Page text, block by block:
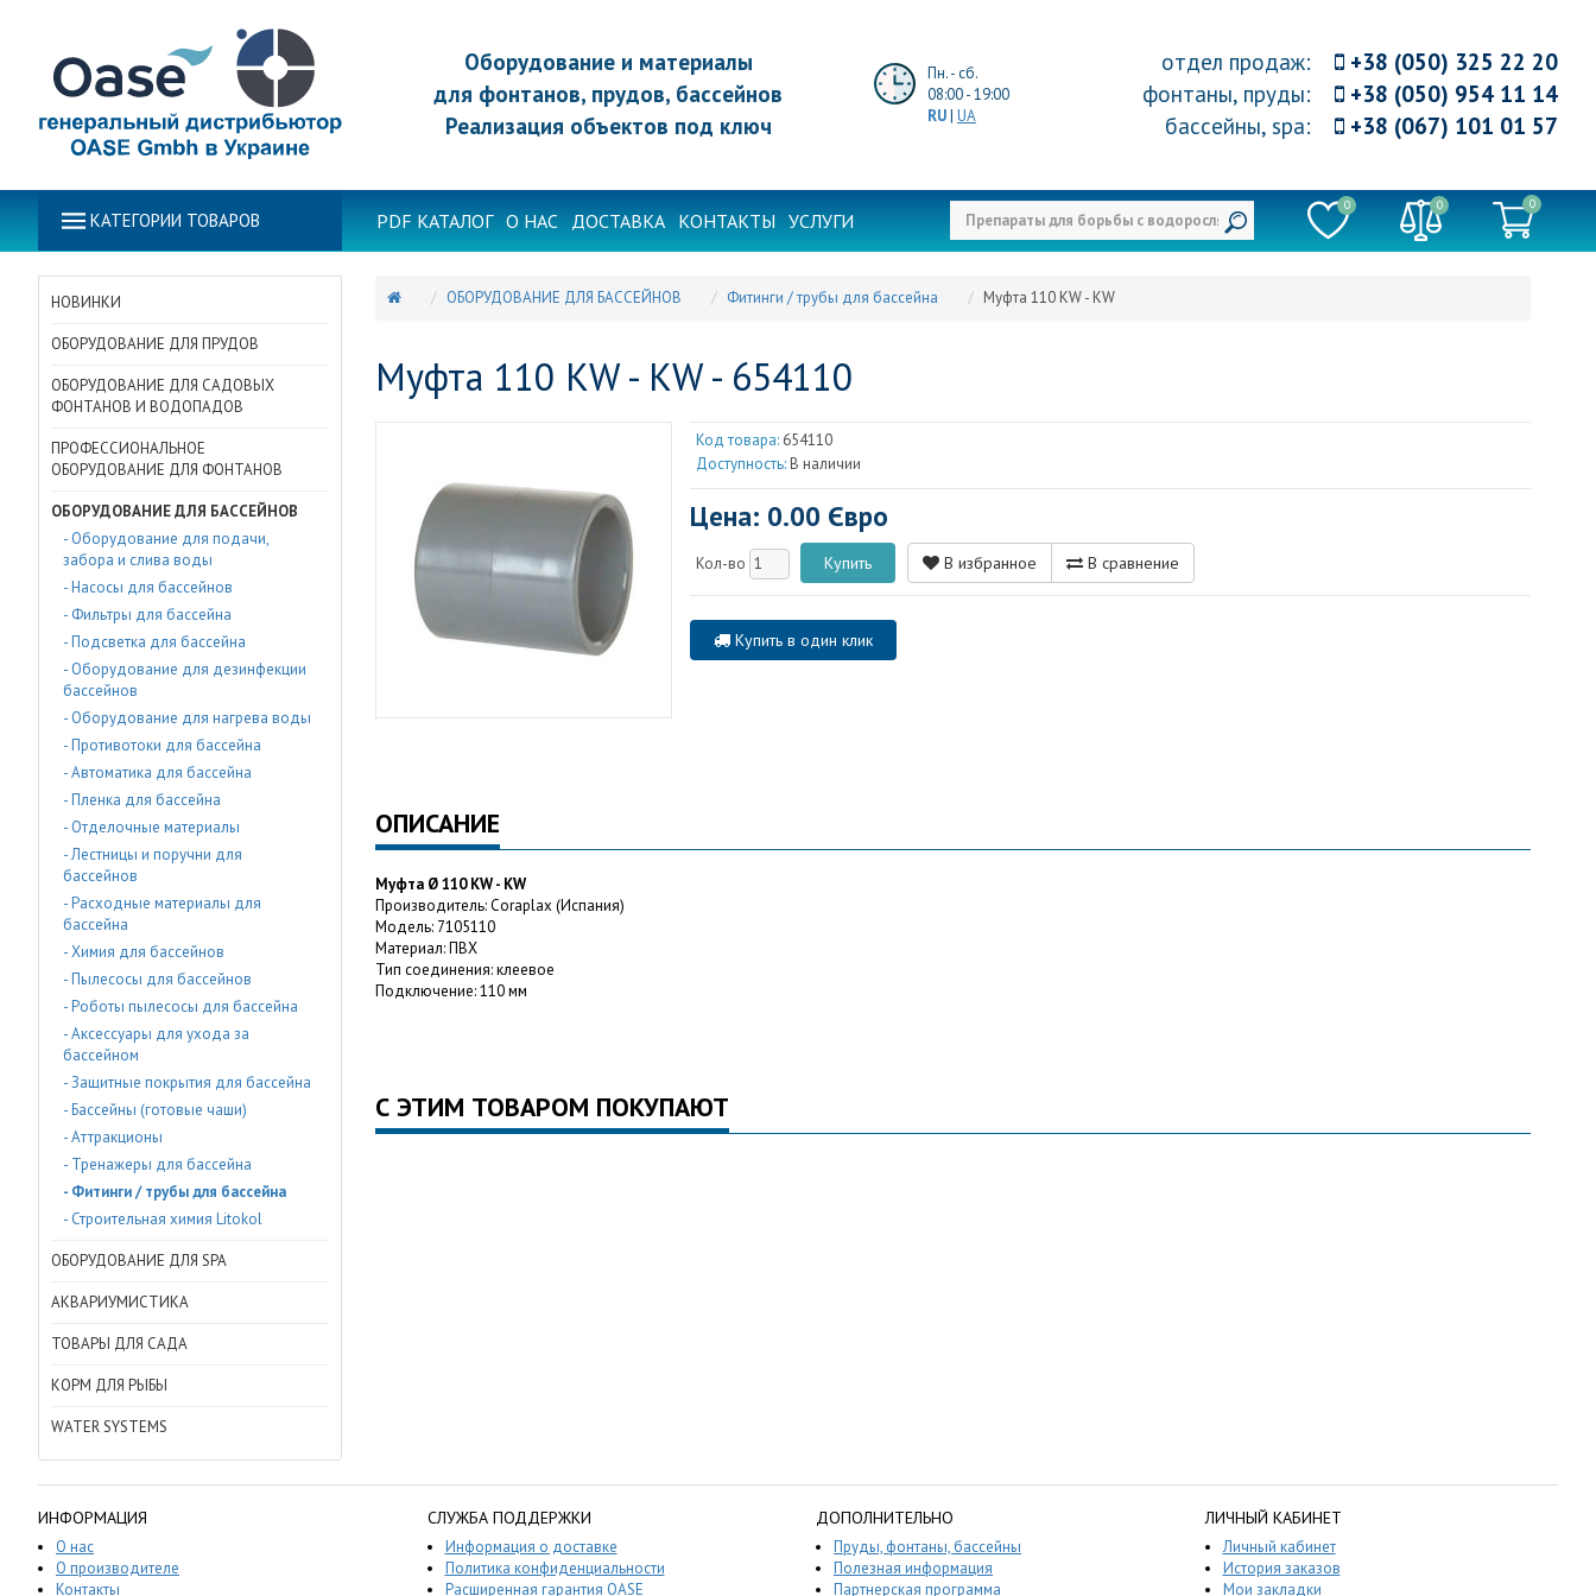
Оборудование и материалы
для фонтанов, прудов, бассейнов
Реализация объектов под ключ
Пн. - сб.
08:00 - 19:00
RU| UA
отдел продаж:
+38 (050) 325 22 20
фонтаны, пруды:
+38 (050) 954 11 14
бассейны, spa: +38 (067) 101 01 57
КАТЕГОРИИ ТОВАРОВ PDF КАТАЛОГ О НАС ДОСТАВКА КОНТАКТЫ УСЛУГИ
0 0 0
НОВИНКИ
ОБОРУДОВАНИЕ ДЛЯ ПРУДОВ
ОБОРУДОВАНИЕ ДЛЯ САДОВЫХ
ФОНТАНОВ И ВОДОПАДОВ
ПРОФЕССИОНАЛЬНОЕ
ОБОРУДОВАНИЕ ДЛЯ ФОНТАНОВ
ОБОРУДОВАНИЕ ДЛЯ БАССЕЙНОВ
- Оборудование для подачи,
забора и слива воды
- Насосы для бассейнов
- Фильтры для бассейна
- Подсветка для бассейна
- Оборудование для дезинфекции
бассейнов
- Оборудование для нагрева воды
- Противотоки для бассейна
- Автоматика для бассейна
- Пленка для бассейна
- Отделочные материалы
- Лестницы и поручни для
бассейнов
- Расходные материалы для
бассейна
- Химия для бассейнов
- Пылесосы для бассейнов
- Роботы пылесосы для бассейна
- Аксессуары для ухода за
бассейном
- Защитные покрытия для бассейна
- Бассейны (готовые чаши)
- Аттракционы
- Тренажеры для бассейна
- Фитинги / трубы для бассейна
- Строительная химия Litokol
ОБОРУДОВАНИЕ ДЛЯ SPA
АКВАРИУМИСТИКА
ТОВАРЫ ДЛЯ САДА
КОРМ ДЛЯ РЫБЫ
WATER SYSTEMS
ОБОРУДОВАНИЕ ДЛЯ БАССЕЙНОВ Фитинги / трубы для бассейна Муфта 110 KW - KW
Муфта 110 KW - KW - 654110
Код товара: 654110
Доступность: В наличии
Цена: 0.00 Євро
Кол-во В избранное В сравнение
Купить в один клик
ОПИСАНИЕ
Муфта Ø 110 KW - KW
Производитель: Coraplax (Испания)
Модель: 7105110
Материал: ПВХ
Тип соединения: клеевое
Подключение: 110 мм
С ЭТИМ ТОВАРОМ ПОКУПАЮТ
ИНФОРМАЦИЯ
О нас
О производителе
Контакты
СЛУЖБА ПОДДЕРЖКИ
Информация о доставке
Политика конфиденциальности
Расширенная гарантия OASE
ДОПОЛНИТЕЛЬНО
Пруды, фонтаны, бассейны
Полезная информация
Партнерская программа
ЛИЧНЫЙ КАБИНЕТ
Личный кабинет
История заказов
Мои закладки